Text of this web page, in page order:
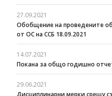
27.09.2021
Oбобщение на проведените
от ОС на ССБ 18.09.2021
14.07.2021
Покана за общо годишно
29.06.2021
Дисциплинарни мерки срещу